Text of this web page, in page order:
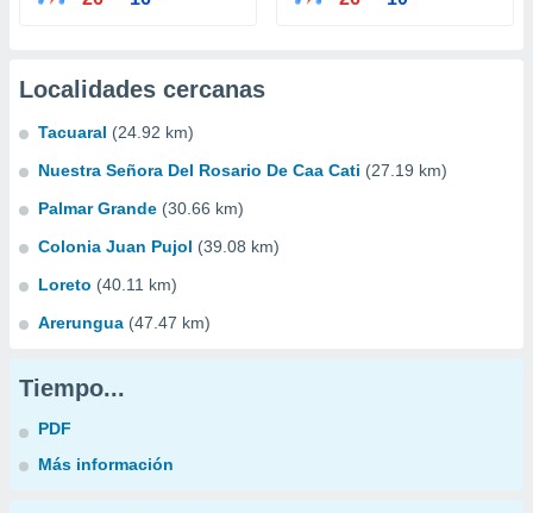
Localidades cercanas
Tacuaral (24.92 km)
Nuestra Señora Del Rosario De Caa Cati (27.19 km)
Palmar Grande (30.66 km)
Colonia Juan Pujol (39.08 km)
Loreto (40.11 km)
Arerungua (47.47 km)
Tiempo...
PDF
Más información